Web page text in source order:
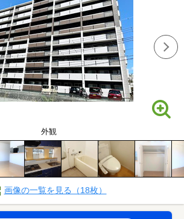
外観
画像の一覧を見る（18枚）